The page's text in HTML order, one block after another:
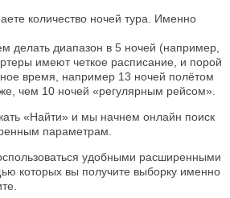
количество ночей тура. Именно
делать диапазон в 5 ночей (например,
имеют четкое расписание, и порой
время, например 13 ночей полётом
чем 10 ночей «регулярным рейсом».
«Найти» и мы начнем онлайн поиск
параметрам.
удобными расширенными
которых вы получите выборку именно